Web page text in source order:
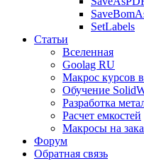
SetLabels
Статьи
Вселенная
Goolag RU
Макрос курсов
Обучение
Разработка
Расчет емкостей
Макросы на
Форум
Обратная связь